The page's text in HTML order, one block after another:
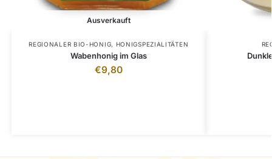
Ausverkauft
REGIONALER BIO-HONIG, HONIGSPEZIALITÄTEN
Wabenhonig im Glas
€9,80